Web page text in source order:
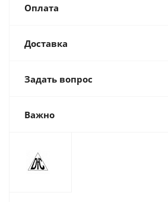
Оплата
Доставка
Задать вопрос
Важно